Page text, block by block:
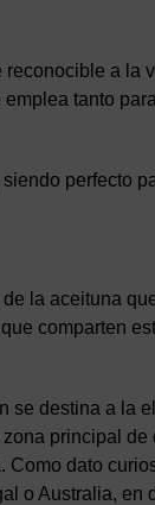
a la
tanto
perfecto
la aceituna
comparten
se destina a la
principal
dato
o Australia, en